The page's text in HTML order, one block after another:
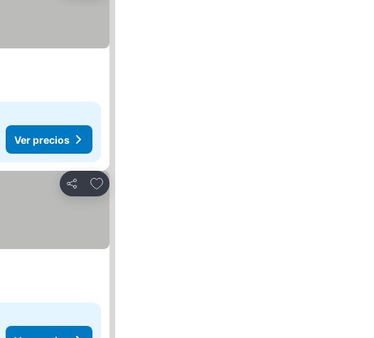
Ver precios
Compartir
Agregar a favoritos